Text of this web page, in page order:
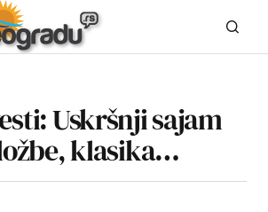
Uskršnji sajam
klasika…